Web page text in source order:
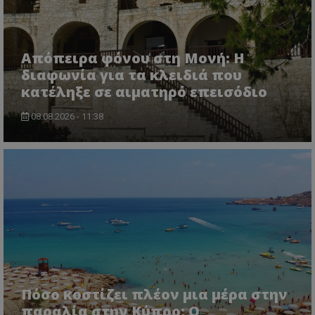
Απόπειρα φόνου στη Μονή: Η
διαφωνία για τα κλειδιά που
κατέληξε σε αιματηρό επεισόδιο
08.08.2026 - 11:38
Πόσο κοστίζει πλέον μια μέρα στην
YouTube
.youtube.com